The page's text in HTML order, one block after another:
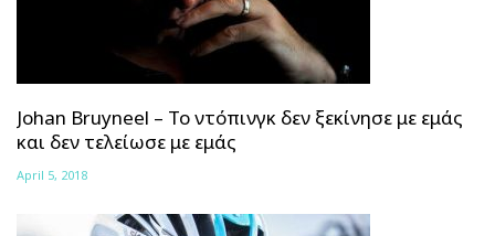
Johan Bruyneel – Το ντόπινγκ δεν ξεκίνησε με εμάς
και δεν τελείωσε με εμάς
April 5, 2018